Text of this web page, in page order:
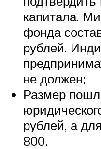
капитала.
фонда
рублей.
не должен;
Размер
рублей, а
800.